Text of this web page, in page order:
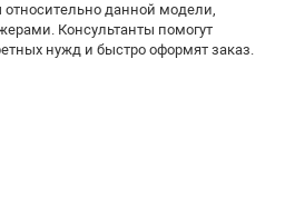
относительно данной модели,
Консультанты помогут
нужд и быстро оформят заказ.